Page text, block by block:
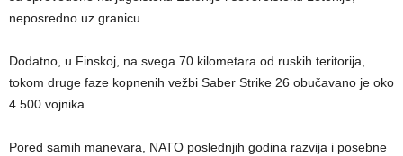
neposredno uz granicu.
Dodatno, u Finskoj, na svega 70 kilometara od ruskih teritorija,
tokom druge faze kopnenih vežbi Saber Strike 26 obučavano je oko
4.500 vojnika.
Pored samih manevara, NATO poslednjih godina razvija i posebne